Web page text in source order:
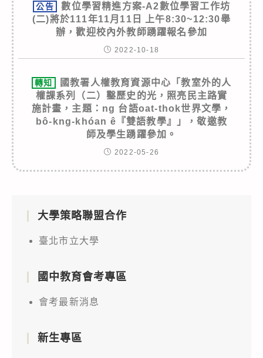
公告
數位學習精進方案-A2數位學習工作坊
(二)將於111年11月11日 上午8:30~12:30舉
辦，歡迎校內外教師踴躍報名參加
2022-10-18
轉知
國教署人權教育資源中心「教室外的人
權課系列（二）鑿歷史的光，照亮民主路實
施計畫，主題：ng 台語oat-thok世界文學，
bô-kng-khóan ê『雙語教學』」，敬邀教
師及學生踴躍參加。
2022-05-26
大學策略聯盟合作
臺北市立大學
國中教育會考專區
會考最新消息
新生專區